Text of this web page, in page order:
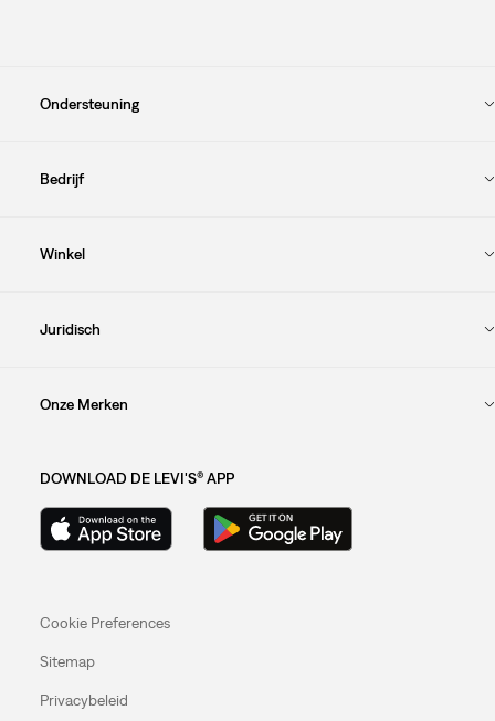
Ondersteuning
Bedrijf
Winkel
Juridisch
Onze Merken
DOWNLOAD DE LEVI'S® APP
Cookie Preferences
Sitemap
Privacybeleid